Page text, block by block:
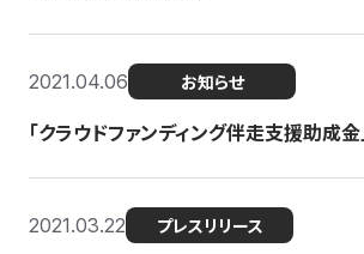
2021.04.06 お知らせ
「クラウドファンディング伴走支援助成金
2021.03.22 プレスリリース